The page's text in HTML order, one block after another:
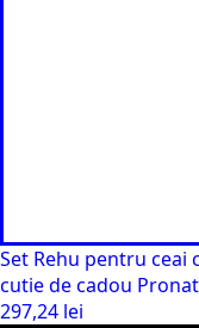
Set Rehu pentru ceai
cutie de cadou Pronat
297,24 lei